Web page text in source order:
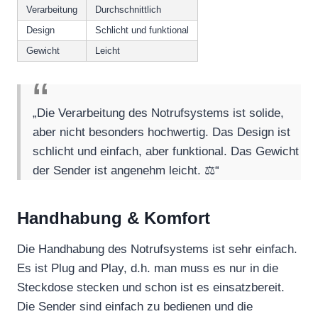
Verarbeitung
Durchschnittlich
Design
Schlicht und funktional
Gewicht
Leicht
„Die Verarbeitung des Notrufsystems ist solide,
aber nicht besonders hochwertig. Das Design ist
schlicht und einfach, aber funktional. Das Gewicht
der Sender ist angenehm leicht. ⚖️“
Handhabung & Komfort
Die Handhabung des Notrufsystems ist sehr einfach.
Es ist Plug and Play, d.h. man muss es nur in die
Steckdose stecken und schon ist es einsatzbereit.
Die Sender sind einfach zu bedienen und die